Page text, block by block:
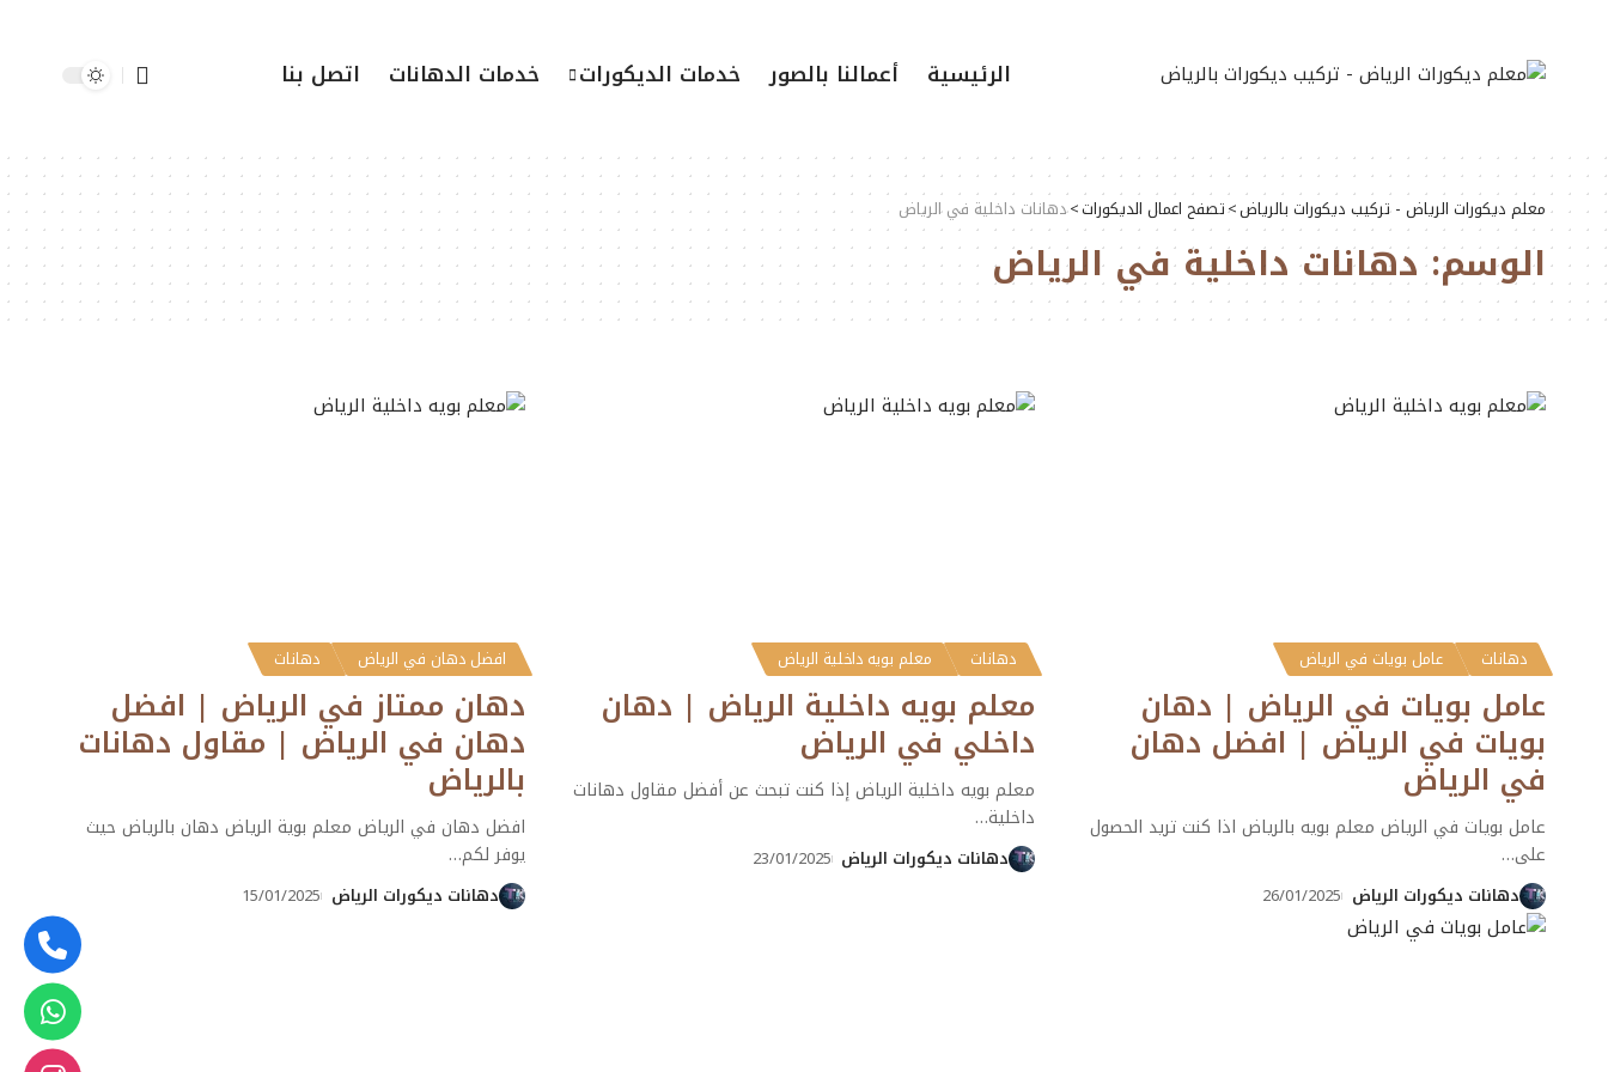
الرئيسية أعمالنا بالصور خدمات الديكورات خدمات الدهانات اتصل بنا
معلم ديكورات الرياض - تركيب ديكورات بالرياض>تصفح اعمال الديكورات>دهانات داخلية في الرياض
الوسم:دهانات داخلية في الرياض
دهانات عامل بويات في الرياض
عامل بويات في الرياض | دهان
بويات في الرياض | افضل دهان
في الرياض
عامل بويات في الرياض معلم بويه بالرياض اذا كنت تريد الحصول
على…
دهانات ديكورات الرياض 26/01/2025
دهانات معلم بويه داخلية الرياض
معلم بويه داخلية الرياض | دهان
داخلي في الرياض
معلم بويه داخلية الرياض إذا كنت تبحث عن أفضل مقاول دهانات
داخلية…
دهانات ديكورات الرياض 23/01/2025
افضل دهان في الرياض دهانات
دهان ممتاز في الرياض | افضل
دهان في الرياض | مقاول دهانات
بالرياض
افضل دهان في الرياض معلم بوية الرياض دهان بالرياض حيث
يوفر لكم…
دهانات ديكورات الرياض 15/01/2025